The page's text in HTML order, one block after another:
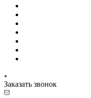
Заказать звонок